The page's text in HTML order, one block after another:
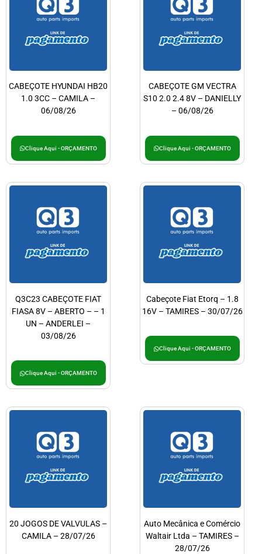
CABEÇOTE HYUNDAI HB20
1.0 3CC – CAMILA –
06/08/26
Clique Aqui - ORÇAMENTO
CABEÇOTE GM VECTRA
S10 2.0 2.4 8V – DANIELLY
– 06/08/26
Clique Aqui - ORÇAMENTO
Q3C23 CABEÇOTE FIAT
FIASA 8V – ABERTO – – 1
UN – ANDERLEI –
03/08/26
Clique Aqui - ORÇAMENTO
Cabeçote Fiat Etorq – 1.8
16V – TAMIRES – 30/07/26
Clique Aqui - ORÇAMENTO
20 JOGOS DE VALVULAS –
CAMILA – 28/07/26
Auto Mecânica e Comércio
Waltair Ltda – TAMIRES –
28/07/26